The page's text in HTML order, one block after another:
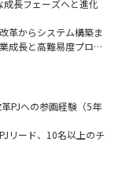
時の判断・復旧・再発
トワーク・データ・ロ
、SOARや生成AIで標
統制と多国籍規制対
長フェーズへと進化
革からシステム構築ま
成長と高難易度プロジ
。
ー候補として、複数プ
とのビジネスリードを
進および組織マネジメ
PJへの参画経験（5年
リード、10名以上のチ